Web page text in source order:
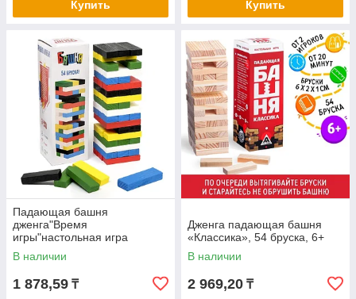
Купить Купить
Падающая башня
дженга"Время
игры"настольная игра
20.5х6.3см,54бруска6.3х1.1х
2.1см
В наличии
1 878,59 ₸
Дженга падающая башня
«Классика», 54 бруска, 6+
В наличии
2 969,20 ₸